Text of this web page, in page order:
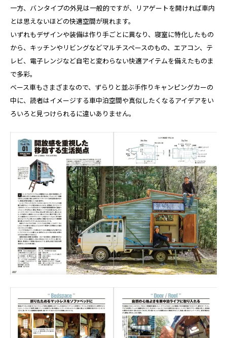
一方、バンタイプの外見は一般的ですが、リアゲートを開ければ車内
とは思えないほどの快適空間が現れます。
いずれもデザインや装備は作り手ごとに異なり、寝室に特化したもの
から、キッチンやリビングなどマルチスペースのもの、エアコン、テ
レビ、電子レンジなど自宅と変わらない快適アイテムを備えたものま
で多彩。
ベース車もさまざまなので、ずらりと並ぶ手作りキャンピングカーの
中に、読者はイメージする車中泊空間や真似したくなるアイデアをい
ろいろと見つけられるに違いありません。